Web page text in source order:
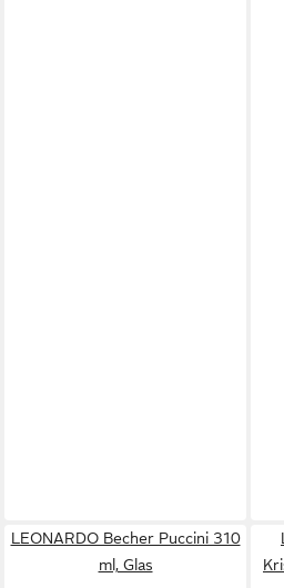
LEONARDO Becher Puccini 310
ml, Glas